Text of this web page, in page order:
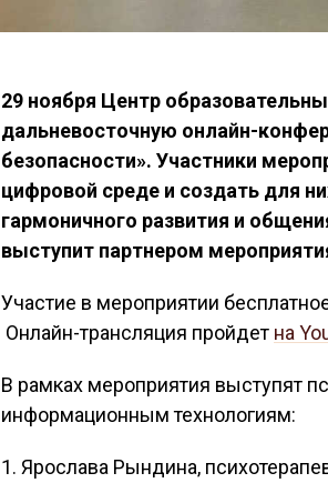
29 ноября Центр
дальневосточную онлайн-
безопасности». Участники
цифровой среде и создать для
гармоничного развития и
выступит партнером
Участие в мероприятии
Онлайн-трансляция пройдет на
В рамках мероприятия выступят
информационным технологиям:
1. Ярослава Рындина,